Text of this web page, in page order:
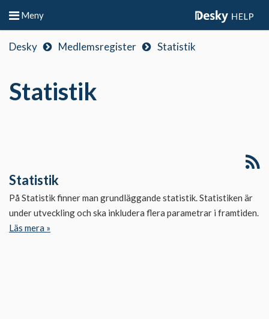
Meny
Desky Medlemsregister Statistik
Statistik
Statistik
På Statistik finner man grundläggande statistik. Statistiken är
under utveckling och ska inkludera flera parametrar i framtiden.
Läs mera »